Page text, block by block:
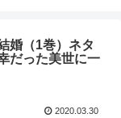
婚（1巻）ネタ
だった美世に一
2020.03.30